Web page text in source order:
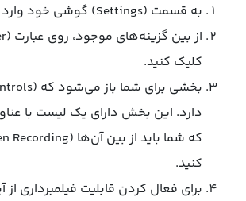
به قسمت (Settings) گوشی خود وارد شوید.
کلیک کنید.
دارد. این بخش دارای یک لیست با
کنید.
برای فعال کردن قابلیت فیلمبرداری از